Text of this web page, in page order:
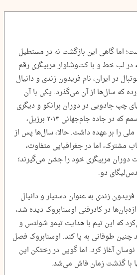
اما گاهی این بازگشت نه در مستطیل
در لب خط و با کت‌وشلوار مربیگری رقم
در ایران، نام فریدون زندی و دانیال
که سال‌ها از آن می‌گذرد. یکی با آن
چپ جادویی در دوران برانکو و دیگری
با قامت بلند و چهره‌ای مصمم که در جاده جام‌جهانی ۲۰۱۴ برزیل،
را بر عهده داشت. حالا، سال‌ها پس از
مشترک، اما در جغرافیایی متفاوت،
دوران مربیگری خود را جشن می‌گیرند؛
دو.
زندی به عنوان دستیار و دانیال
در کادرفنی اوسنابروک دیده شد،
که این تیم با هدایت تیمو شولتس و
چنین طوفانی به پا کند. اوسنابروک فصل
آغاز کرد. اما گویی در رختکن این
با گذشت زمان فاش می‌شد.